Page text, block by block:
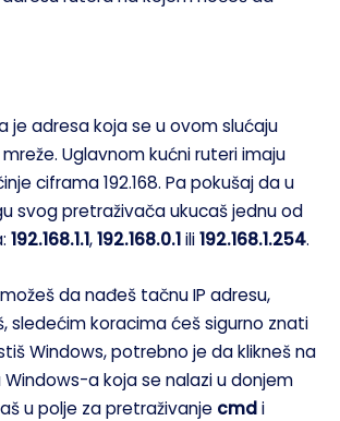
je adresa koja se u ovom slućaju
Uglavnom kućni ruteri imaju
ciframa 192.168. Pa pokušaj da u
svog pretraživača ukucaš jednu od
192.168.1.1,192.168.0.1ili192.168.1.254.
da nađeš tačnu IP adresu,
sledećim koracima ćeš sigurno znati
Windows, potrebno je da klikneš na
Windows-a koja se nalazi u donjem
u polje za pretraživanje cmdi